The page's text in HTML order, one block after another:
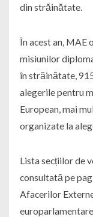
din străinătate.
În acest an, MAE
misiunilor
în străinătate,
alegerile pentru
European, mai
organizate la
Lista secțiilor de
consultată pe
Afacerilor
europarlamentare